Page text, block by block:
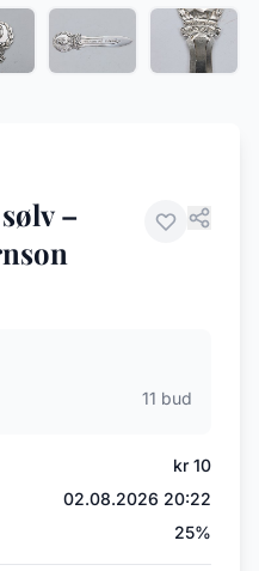
–
11 bud
kr 10
02.08.2026 20:22
25%